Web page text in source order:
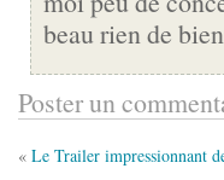
beau rien de
Poster un
« Le Trailer impressionnant